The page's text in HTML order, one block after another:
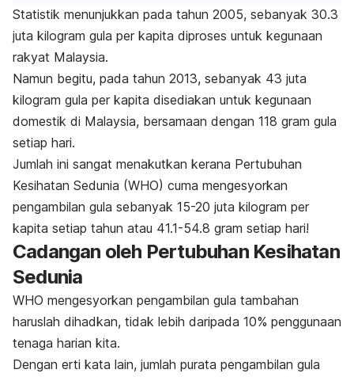
Statistik menunjukkan pada tahun 2005, sebanyak 30.3
juta kilogram gula per kapita diproses untuk kegunaan
rakyat Malaysia.
Namun begitu, pada tahun 2013, sebanyak 43 juta
kilogram gula per kapita disediakan untuk kegunaan
domestik di Malaysia, bersamaan dengan 118 gram gula
setiap hari.
Jumlah ini sangat menakutkan kerana Pertubuhan
Kesihatan Sedunia (WHO) cuma mengesyorkan
pengambilan gula sebanyak 15-20 juta kilogram per
kapita setiap tahun atau 41.1-54.8 gram setiap hari!
Cadangan oleh Pertubuhan Kesihatan
Sedunia
WHO mengesyorkan pengambilan gula tambahan
haruslah dihadkan, tidak lebih daripada 10% penggunaan
tenaga harian kita.
Dengan erti kata lain, jumlah purata pengambilan gula